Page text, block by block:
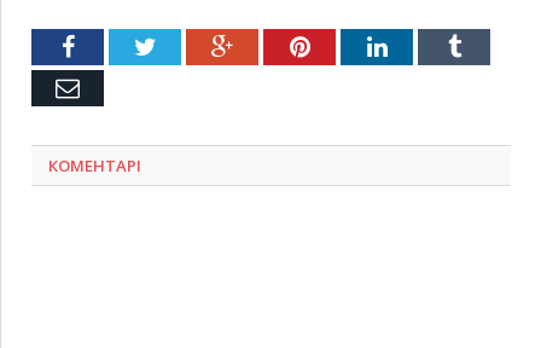
FacebookTwitter Google+PinterestLinkedInTumblr
Емейл
КОМЕНТАРІ